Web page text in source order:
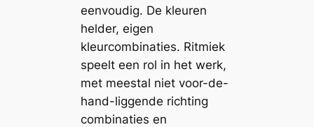
eenvoudig. De kleuren
helder, eigen
kleurcombinaties. Ritmiek
speelt een rol in het werk,
met meestal niet voor-de-
hand-liggende richting
combinaties en